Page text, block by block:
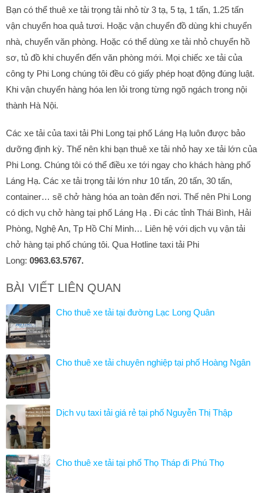
Bạn có thể thuê xe tải trọng tải nhỏ từ 3 tạ, 5 tạ, 1 tấn, 1.25 tấn
vận chuyển hoa quả tươi. Hoặc vận chuyển đồ dùng khi chuyển
nhà, chuyển văn phòng. Hoặc có thể dùng xe tải nhỏ chuyển hồ
sơ, tủ đồ khi chuyển đến văn phòng mới. Mọi chiếc xe tải của
công ty Phi Long chúng tôi đều có giấy phép hoạt động đúng luật.
Khi vận chuyển hàng hóa len lỏi trong từng ngõ ngách trong nội
thành Hà Nội.
Các xe tải của taxi tải Phi Long tại phố Láng Hạ luôn được bảo
dưỡng định kỳ. Thế nên khi bạn thuê xe tải nhỏ hay xe tải lớn của
Phi Long. Chúng tôi có thể điều xe tới ngay cho khách hàng phố
Láng Hạ. Các xe tải trọng tải lớn như 10 tấn, 20 tấn, 30 tấn,
container… sẽ chở hàng hóa an toàn đến nơi. Thế nên Phi Long
có dịch vụ chở hàng tại phố Láng Hạ . Đi các tỉnh Thái Bình, Hải
Phòng, Nghệ An, Tp Hồ Chí Minh… Liên hệ với dịch vụ vận tải
chở hàng tại phố chúng tôi. Qua Hotline taxi tải Phi
Long: 0963.63.5767.
BÀI VIẾT LIÊN QUAN
Cho thuê xe tải tại đường Lạc Long Quân
Cho thuê xe tải chuyên nghiệp tại phố Hoàng Ngân
Dịch vụ taxi tải giá rẻ tại phố Nguyễn Thị Thập
Cho thuê xe tải tại phố Thọ Tháp đi Phú Thọ